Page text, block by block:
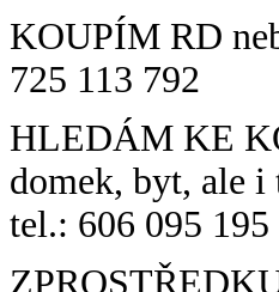
KOUPÍM RD
725 113 792
HLEDÁM KE
domek, byt, ale i
tel.: 606 095 195